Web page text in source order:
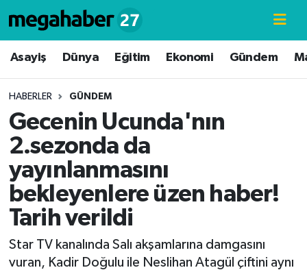
Asayiş Dünya Eğitim Ekonomi Gündem
HABERLER GÜNDEM
Gecenin Ucunda'nın
2.sezonda da
yayınlanmasını
bekleyenlere üzen haber!
Tarih verildi
Star TV kanalında Salı akşamlarına damgasını
vuran, Kadir Doğulu ile Neslihan Atagül çiftini aynı
Hava Durumu
Süper Lig Puan Durumu ve Fikstür
Tüm Manşetler
Son Dakika Haberleri
Haber Arşivi